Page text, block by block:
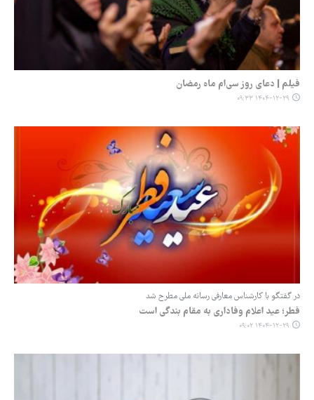
فیلم | دعای روز سی‌ام ماه رمضان
۱۴۰۴-۱۲-۲۹ ۰۹:۳۳
در گفتگو با کارشناس معارفی رسانه ملی مطرح شد
فطر؛ عید اعلام وفاداری به مقام بندگی است
۱۴۰۴-۱۲-۲۹ ۰۹:۰۲